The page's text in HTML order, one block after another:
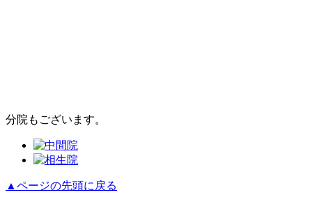
分院もございます。
▲ページの先頭に戻る